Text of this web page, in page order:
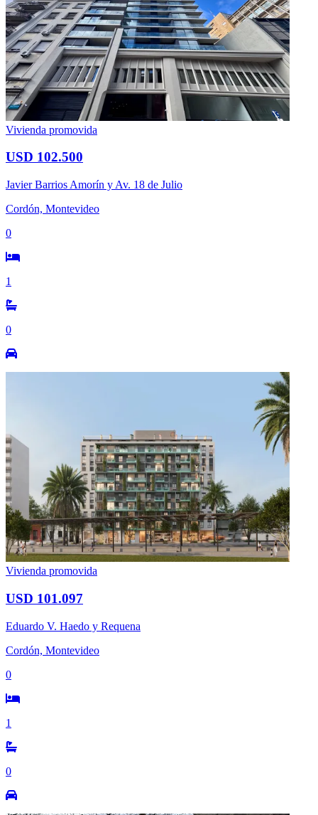
Vivienda promovida
USD 102.500
Javier Barrios Amorín y Av. 18 de Julio
Cordón, Montevideo
0
1
0
Vivienda promovida
USD 101.097
Eduardo V. Haedo y Requena
Cordón, Montevideo
0
1
0